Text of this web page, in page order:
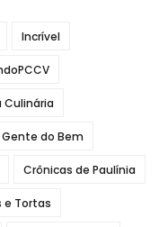
Incrível
Culinária
Gente do Bem
Crônicas de Paulínia
e Tortas